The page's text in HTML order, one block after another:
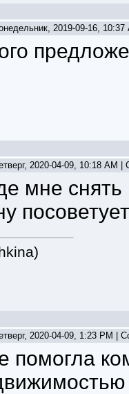
2019-09-16,
2020-04-09, 10:18 AM
мне снять
2020-04-09, 1:23 PM |
помогла